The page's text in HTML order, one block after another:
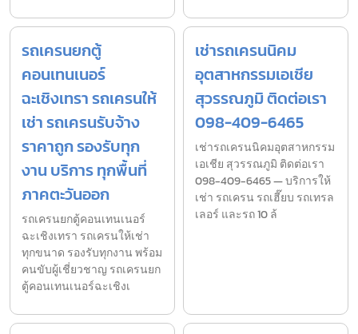
รถเครนยกตู้
คอนเทนเนอร์
ฉะเชิงเทรา รถเครนให้
เช่า รถเครนรับจ้าง
ราคาถูก รองรับทุก
งาน บริการ ทุกพื้นที่
ภาคตะวันออก
รถเครนยกตู้คอนเทนเนอร์
ฉะเชิงเทรา รถเครนให้เช่า
ทุกขนาด รองรับทุกงาน พร้อม
คนขับผู้เชี่ยวชาญ รถเครนยก
ตู้คอนเทนเนอร์ฉะเชิงเ
เช่ารถเครนนิคม
อุตสาหกรรมเอเชีย
สุวรรณภูมิ ติดต่อเรา
098-409-6465
เช่ารถเครนนิคมอุตสาหกรรม
เอเชีย สุวรรณภูมิ ติดต่อเรา
098-409-6465 — บริการให้
เช่า รถเครน รถเฮี๊ยบ รถเทรล
เลอร์ และรถ 10 ล้